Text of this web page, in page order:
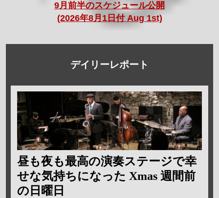
9月前半のスケジュール公開
(2026年8月1日付 Aug 1st)
デイリーレポート
昼も夜も最高の演奏ステージで幸
せな気持ちになった Xmas 週間前
の日曜日